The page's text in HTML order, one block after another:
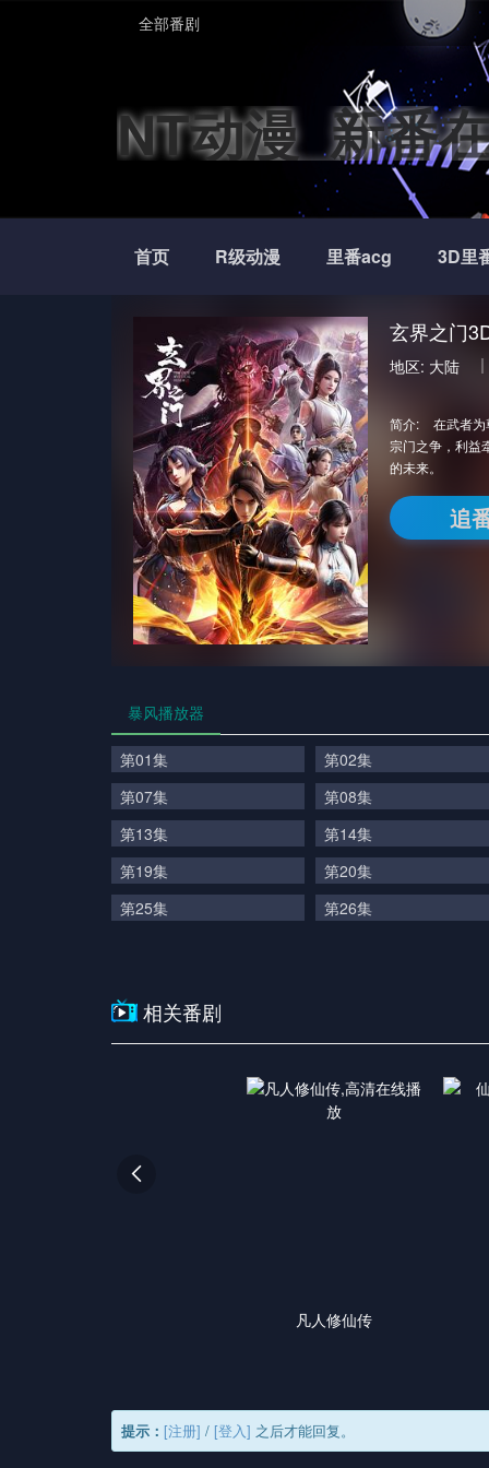
全部番剧
NT动漫_新番
首页 R级动漫 里番acg 3D里
玄界之门
地区: 大陆
简介:
在武者
宗门之争，利益
的未来。
追
暴风播放器
第01集
第02集
第07集
第08集
第13集
第14集
第19集
第20集
第25集
第26集
相关番剧
凡人修仙传

提示： [注册] / [登入] 之后才能回复。